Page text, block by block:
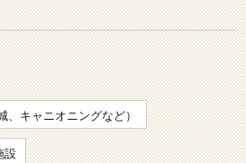
キャニオニングなど）
設